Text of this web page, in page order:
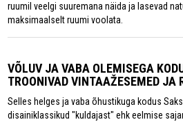
ruumil veelgi suuremana näida ja lasevad
maksimaalselt ruumi voolata.
VÕLUV JA VABA OLEMISEGA
TROONIVAD VINTAAŽESEMED JA
Selles helges ja vaba õhustikuga kodus
disainiklassikud "kuldajast" ehk eelmise